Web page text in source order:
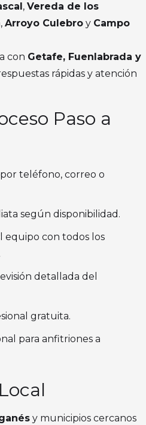
,Vereda de los
,Arroyo Culebro y Campo
con Getafe, Fuenlabrada y
rápidas y atención
Paso a
teléfono, correo o
según disponibilidad.
equipo con todos los
detallada del
gratuita.
para anfitriones a
y municipios cercanos